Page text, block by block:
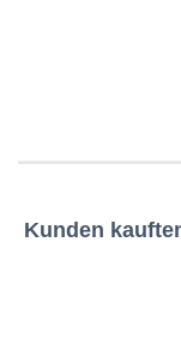
Kunden